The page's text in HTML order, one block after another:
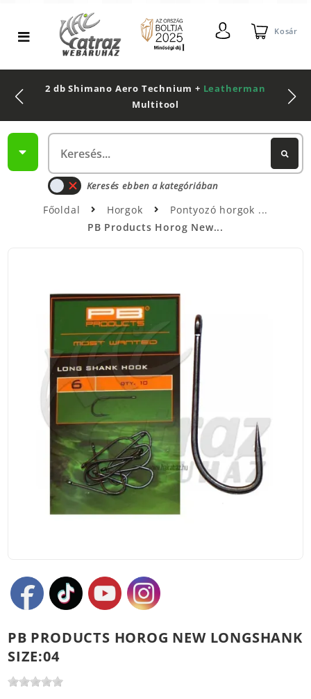
Kosár
2 db Shimano Aero Technium + Leatherman
Multitool
Keresés ebben a kategóriában
Főoldal Horgok
Pontyozó horgok
PB Products Horog New...
PB PRODUCTS HOROG NEW LONGSHANK
SIZE:04